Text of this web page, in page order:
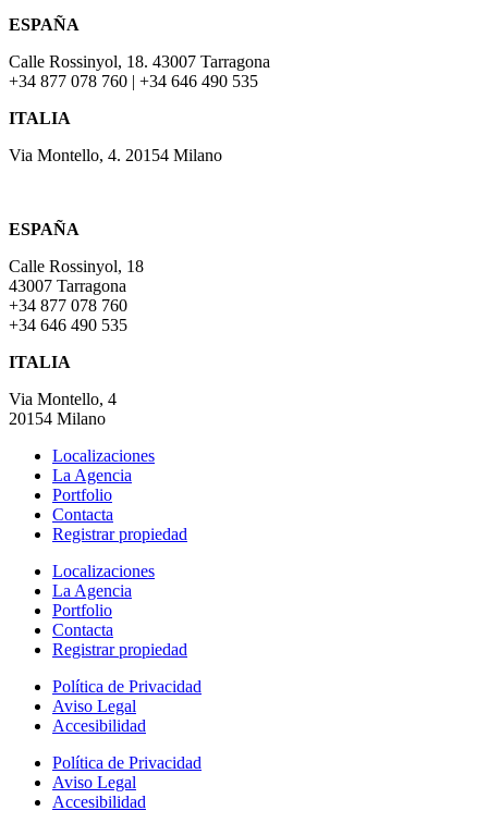
ESPAÑA
Calle Rossinyol, 18. 43007 Tarragona
+34 877 078 760 | +34 646 490 535
ITALIA
Via Montello, 4. 20154 Milano
ESPAÑA
Calle Rossinyol, 18
43007 Tarragona
+34 877 078 760
+34 646 490 535
ITALIA
Via Montello, 4
20154 Milano
Localizaciones
La Agencia
Portfolio
Contacta
Registrar propiedad
Localizaciones
La Agencia
Portfolio
Contacta
Registrar propiedad
Política de Privacidad
Aviso Legal
Accesibilidad
Política de Privacidad
Aviso Legal
Accesibilidad